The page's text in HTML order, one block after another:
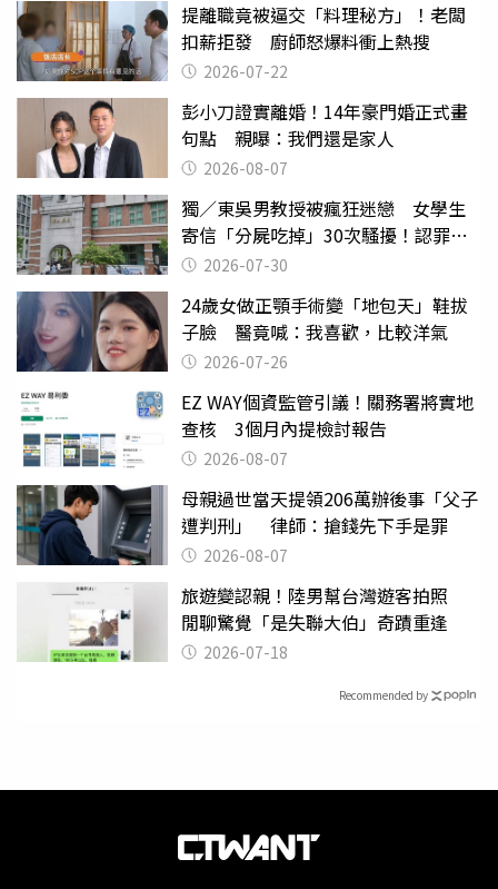
提離職竟被逼交「料理秘方」！老闆
扣薪拒發 廚師怒爆料衝上熱搜
2026-07-22
彭小刀證實離婚！14年豪門婚正式畫
句點 親曝：我們還是家人
2026-08-07
獨／東吳男教授被瘋狂迷戀 女學生
寄信「分屍吃掉」30次騷擾！認罪免
關 2026-07-30
24歲女做正顎手術變「地包天」鞋拔
子臉 醫竟喊：我喜歡，比較洋氣
2026-07-26
EZ WAY個資監管引議！關務署將實地
查核 3個月內提檢討報告
2026-08-07
母親過世當天提領206萬辦後事「父子
遭判刑」 律師：搶錢先下手是罪
2026-08-07
旅遊變認親！陸男幫台灣遊客拍照
閒聊驚覺「是失聯大伯」奇蹟重逢
2026-07-18
Recommended by